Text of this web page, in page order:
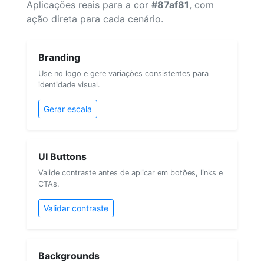
Aplicações reais para a cor #87af81 , com
ação direta para cada cenário.
Branding
Use no logo e gere variações consistentes para
identidade visual.
Gerar escala
UI Buttons
Valide contraste antes de aplicar em botões, links e
CTAs.
Validar contraste
Backgrounds